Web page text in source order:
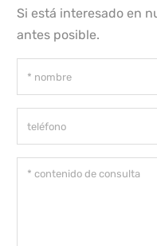
Si está interesado en
antes posible.